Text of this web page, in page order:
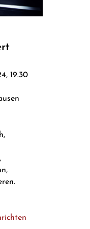
19.30